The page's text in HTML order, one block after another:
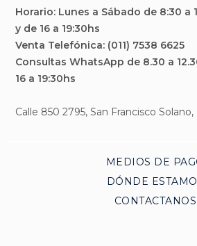
Horario: Lunes a Sábado de 8:30 a
y de 16 a 19:30hs
Venta Telefónica: (011) 7538 6625
Consultas WhatsApp de 8.30 a
16 a 19:30hs
Calle 850 2795, San Francisco Solano,
MEDIOS DE
DÓNDE
CONTACTANOS